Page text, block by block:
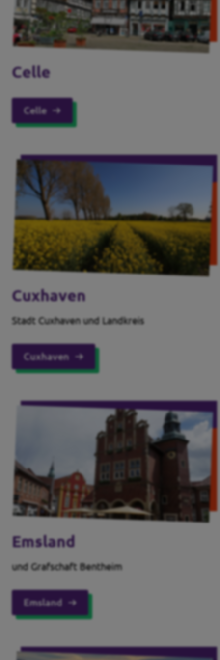
Celle
Celle
Cuxhaven
Stadt Cuxhaven und Landkreis
Cuxhaven
Emsland
und Grafschaft Bentheim
Emsland